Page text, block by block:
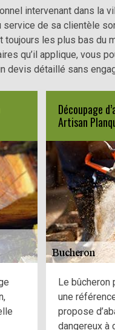
intervenant dans la
de sa clientèle
les plus bas du
qu’il applique, vous
devis détaillé sans
Découpage
Artisan
Le bûcheron
une
propose
dangereux à